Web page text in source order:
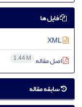
فایل ها
اصل مقاله 1.44 M
سابقه مقاله